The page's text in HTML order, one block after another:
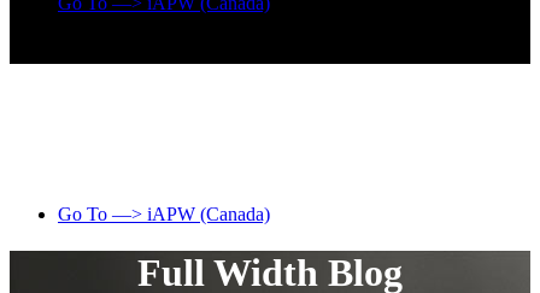
Go To —> iAPW (Canada)
Full Width Blog